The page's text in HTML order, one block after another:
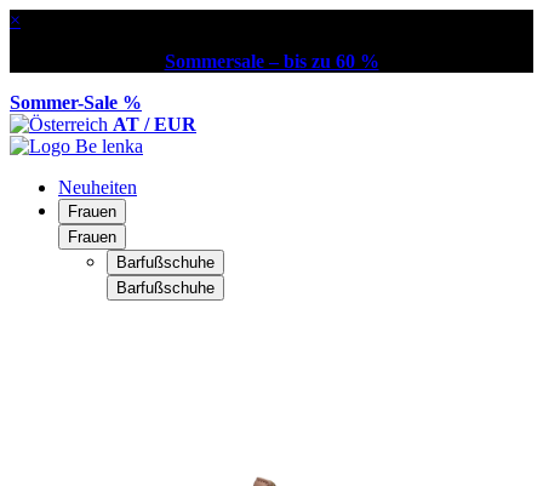
×
Sommersale – bis zu 60 %
Sommer-Sale %
AT / EUR
Neuheiten
Frauen
Frauen
Barfußschuhe
Barfußschuhe